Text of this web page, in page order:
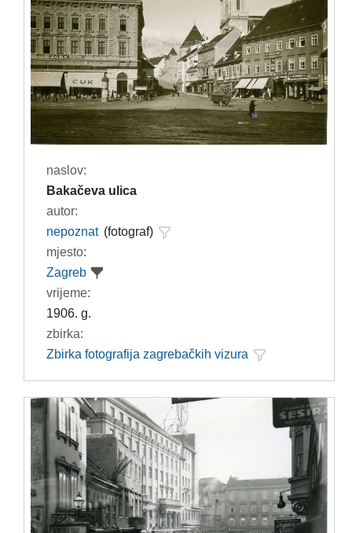
naslov:
Bakačeva ulica
autor:
nepoznat (fotograf)
mjesto:
Zagreb
vrijeme:
1906. g.
zbirka:
Zbirka fotografija zagrebačkih vizura